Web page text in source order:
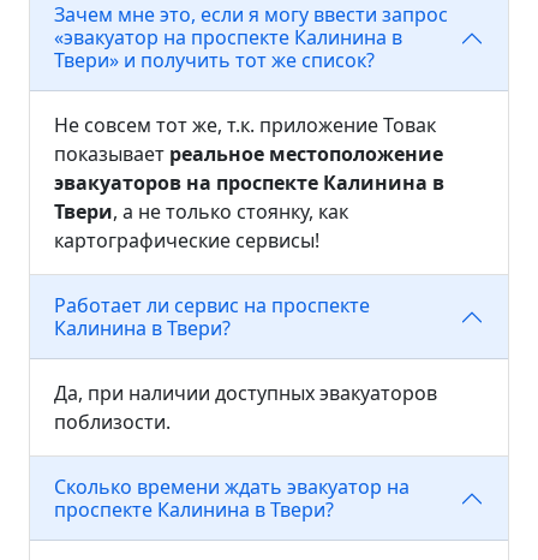
Зачем мне это, если я могу ввести запрос
«эвакуатор на проспекте Калинина в
Твери» и получить тот же список?
Не совсем тот же, т.к. приложение Товак
показывает реальное местоположение
эвакуаторов на проспекте Калинина в
Твери, а не только стоянку, как
картографические сервисы!
Работает ли сервис на проспекте
Калинина в Твери?
Да, при наличии доступных эвакуаторов
поблизости.
Сколько времени ждать эвакуатор на
проспекте Калинина в Твери?